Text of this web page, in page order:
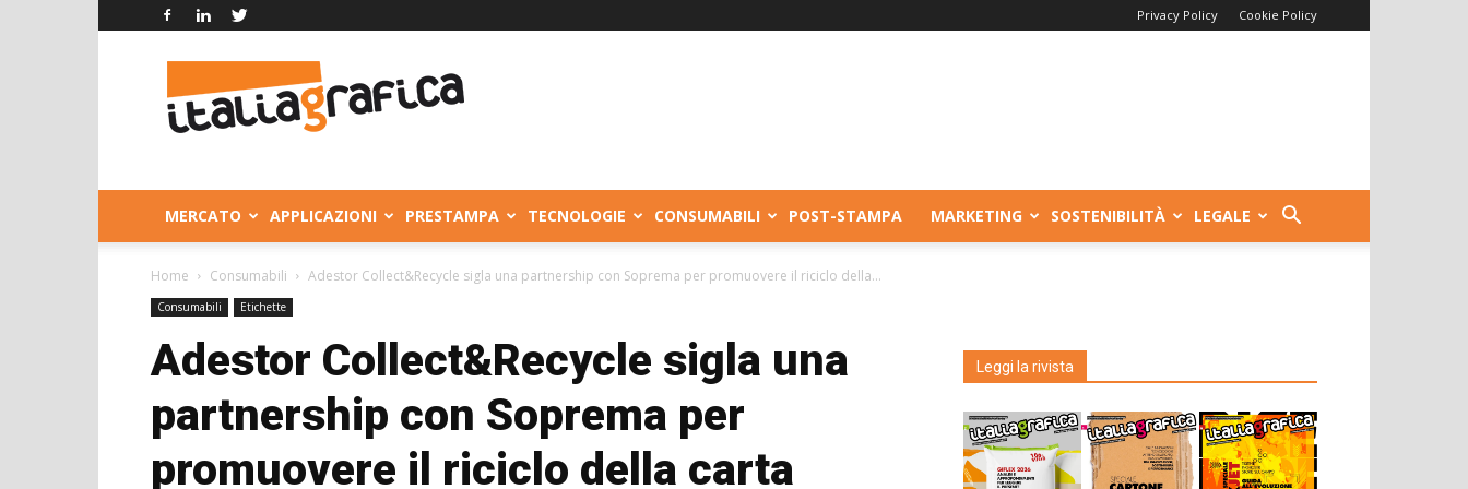
Privacy Policy Cookie Policy
Grafica
MERCATO APPLICAZIONI PRESTAMPA TECNOLOGIE CONSUMABILI POST-STAMPA MARKETING SOSTENIBILITÀ LEGALE
Home Consumabili Adestor Collect&Recycle sigla una partnership con Soprema per promuovere il riciclo della...
Consumabili Etichette
Adestor Collect&Recycle sigla una
partnership con Soprema per
promuovere il riciclo della carta
Leggi la rivista